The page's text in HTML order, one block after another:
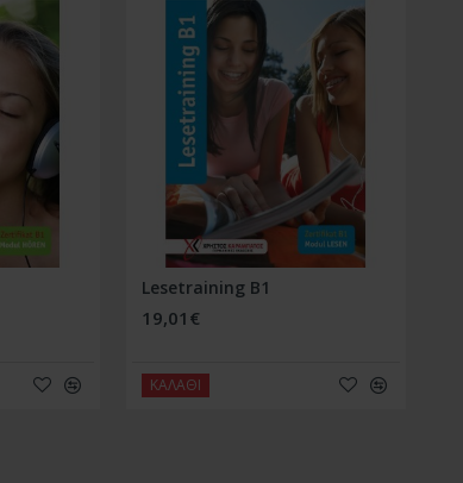
Lesetraining B1
19,01€
ΚΑΛΑΘΙ